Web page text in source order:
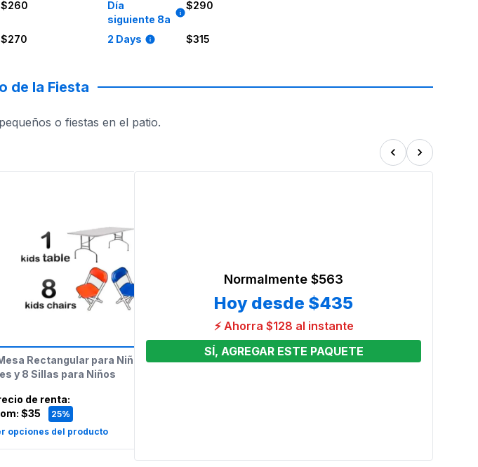
$260
$270
Día
siguiente 8a
$290
2 Days $315
de la Fiesta
o fiestas en el patio.
Rectangular para Niños de 4
y 8 Sillas para Niños
de renta:
$35
25%
opciones del producto
Normalmente $563
Hoy desde $435
⚡ Ahorra $128 al instante
SÍ, AGREGAR ESTE PAQUETE